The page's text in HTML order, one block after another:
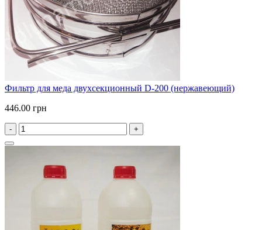
Фильтр для меда двухсекционный D-200 (нержавеющий)
446.00 грн
- +